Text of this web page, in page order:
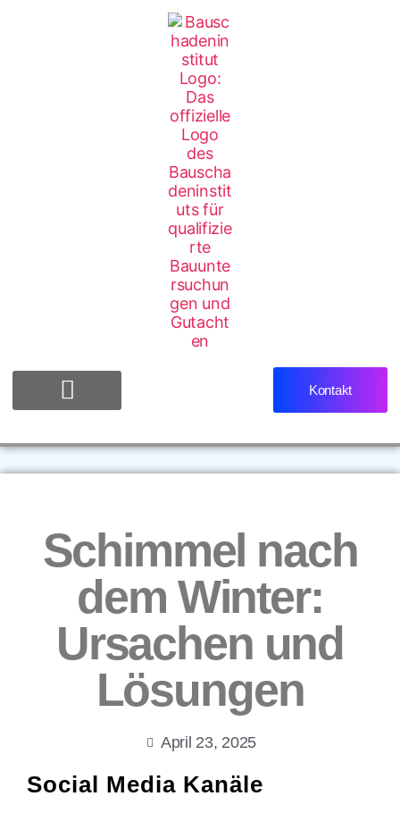
Kontakt
Schimmel nach
dem Winter:
Ursachen und
Lösungen
April 23, 2025
Social Media Kanäle